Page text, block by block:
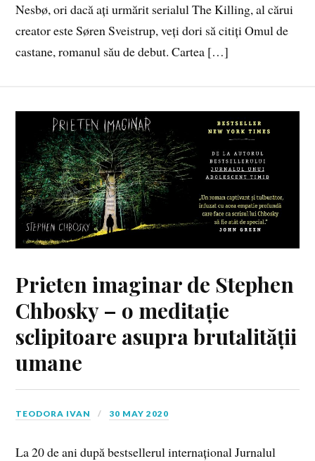
Nesbø, ori dacă ați urmărit serialul The Killing, al cărui
creator este Søren Sveistrup, veți dori să citiți Omul de
castane, romanul său de debut. Cartea […]
Prieten imaginar de Stephen
Chbosky – o meditație
sclipitoare asupra brutalității
umane
TEODORA IVAN 30 MAY 2020
La 20 de ani după bestsellerul internațional Jurnalul